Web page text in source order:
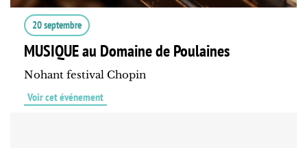
20 septembre
MUSIQUE au Domaine de Poulaines
Nohant festival Chopin
Voir cet événement